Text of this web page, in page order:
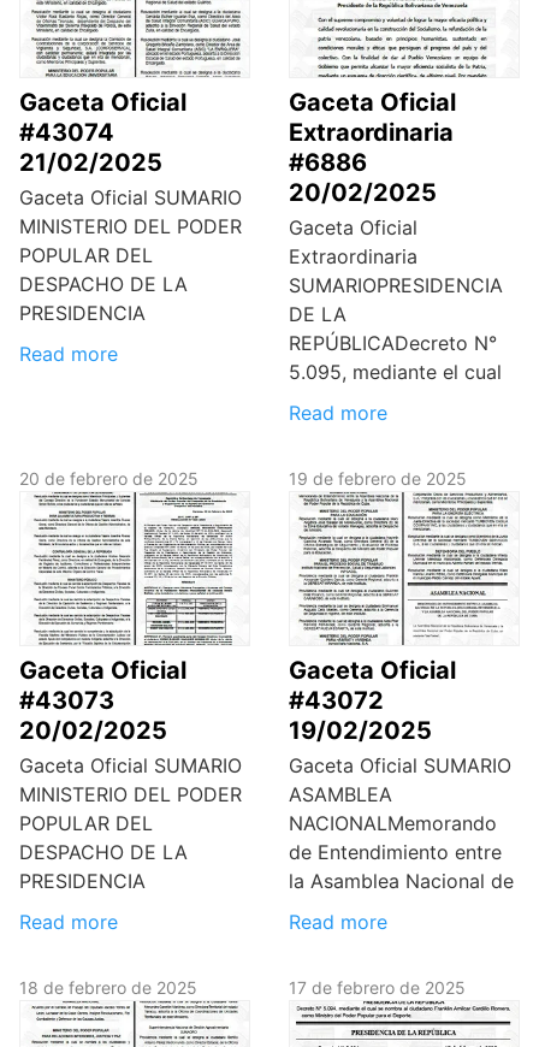
Gaceta Oficial
#43074
21/02/2025
Gaceta Oficial SUMARIO
MINISTERIO DEL PODER
POPULAR DEL
DESPACHO DE LA
PRESIDENCIA
Read more
Gaceta Oficial
Extraordinaria
#6886
20/02/2025
Gaceta Oficial
Extraordinaria
SUMARIOPRESIDENCIA
DE LA
REPÚBLICADecreto N°
5.095, mediante el cual
Read more
20 de febrero de 2025
Gaceta Oficial
#43073
20/02/2025
Gaceta Oficial SUMARIO
MINISTERIO DEL PODER
POPULAR DEL
DESPACHO DE LA
PRESIDENCIA
Read more
19 de febrero de 2025
Gaceta Oficial
#43072
19/02/2025
Gaceta Oficial SUMARIO
ASAMBLEA
NACIONALMemorando
de Entendimiento entre
la Asamblea Nacional de
Read more
18 de febrero de 2025 17 de febrero de 2025